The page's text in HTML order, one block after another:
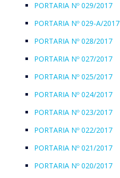
PORTARIA Nº 029/2017
PORTARIA Nº 029-A/2017
PORTARIA Nº 028/2017
PORTARIA Nº 027/2017
PORTARIA Nº 025/2017
PORTARIA Nº 024/2017
PORTARIA Nº 023/2017
PORTARIA Nº 022/2017
PORTARIA Nº 021/2017
PORTARIA Nº 020/2017